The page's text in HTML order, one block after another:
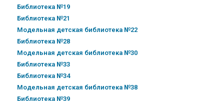
Библиотека №19
Библиотека №21
Модельная детская библиотека №22
Библиотека №28
Модельная детская библиотека №30
Библиотека №33
Библиотека №34
Модельная детская библиотека №38
Библиотека №39